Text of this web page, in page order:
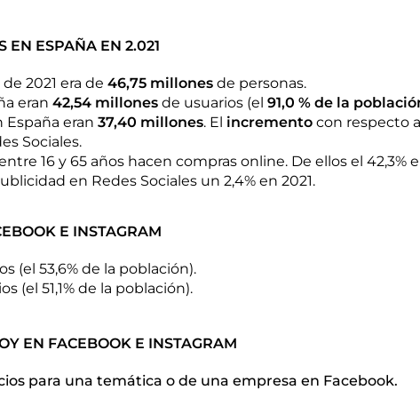
EN ESPAÑA EN 2.021
2021 era de 46,75 millones de personas.
eran 42,54 millones de usuarios (el 91,0 % de la
España eran 37,40 millones. El incremento con respecto
Sociales.
16 y 65 años hacen compras online. De ellos el 42,3%
en Redes Sociales un 2,4% en 2021.
E INSTAGRAM
(el 53,6% de la población).
(el 51,1% de la población).
EN FACEBOOK E INSTAGRAM
para una temática o de una empresa en Facebook.